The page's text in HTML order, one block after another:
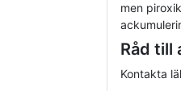
men
Råd till
Kontakta